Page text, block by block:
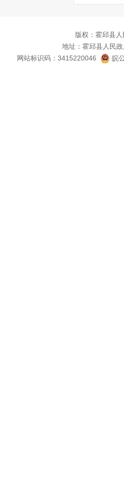
版权：霍邱县
地址：霍邱县人民
网站标识码：3415220046
皖